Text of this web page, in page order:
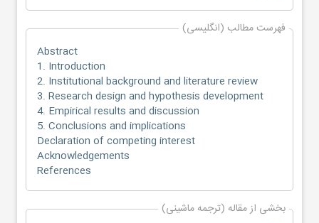
فهرست مطالب (انگلیسی)
Abstract
1. Introduction
2. Institutional background and literature review
3. Research design and hypothesis development
4. Empirical results and discussion
5. Conclusions and implications
Declaration of competing interest
Acknowledgements
References
بخشی از مقاله (ترجمه ماشینی)